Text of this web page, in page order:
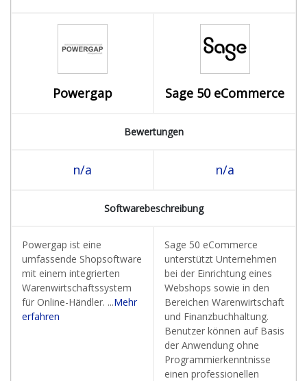
Powergap Sage 50 eCommerce
Bewertungen
n/a n/a
Softwarebeschreibung
Powergap ist eine
umfassende Shopsoftware
mit einem integrierten
Warenwirtschaftssystem
für Online-Händler. ...Mehr
erfahren
Sage 50 eCommerce
unterstützt Unternehmen
bei der Einrichtung eines
Webshops sowie in den
Bereichen Warenwirtschaft
und Finanzbuchhaltung.
Benutzer können auf Basis
der Anwendung ohne
Programmierkenntnisse
einen professionellen